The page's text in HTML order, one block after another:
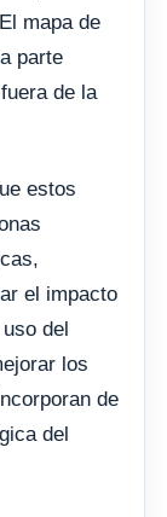
mapa de
parte
de la
estos
el impacto
del
los
de
del